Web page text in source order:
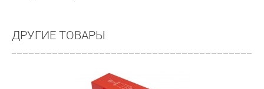
ДРУГИЕ ТОВАРЫ